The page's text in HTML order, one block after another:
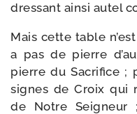
dres­sant ain­si autel
Mais cette table
a pas de pierre
pierre du Sacrifice ;
signes de Croix qui
de Notre Seigneur